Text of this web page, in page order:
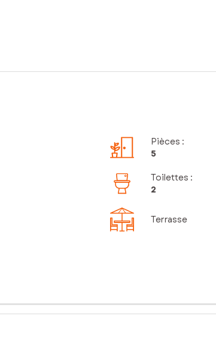
Pièces :
5
Toilettes :
2
Terrasse